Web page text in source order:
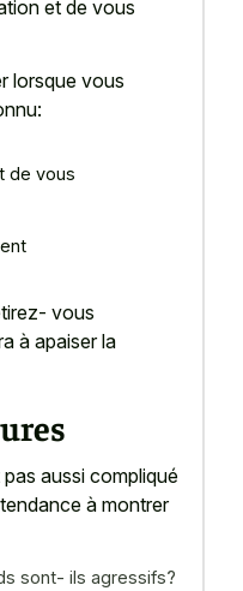
et de vous
lorsque vous
de vous
vous
à apaiser la
aussi compliqué
à montrer
sont- ils agressifs?